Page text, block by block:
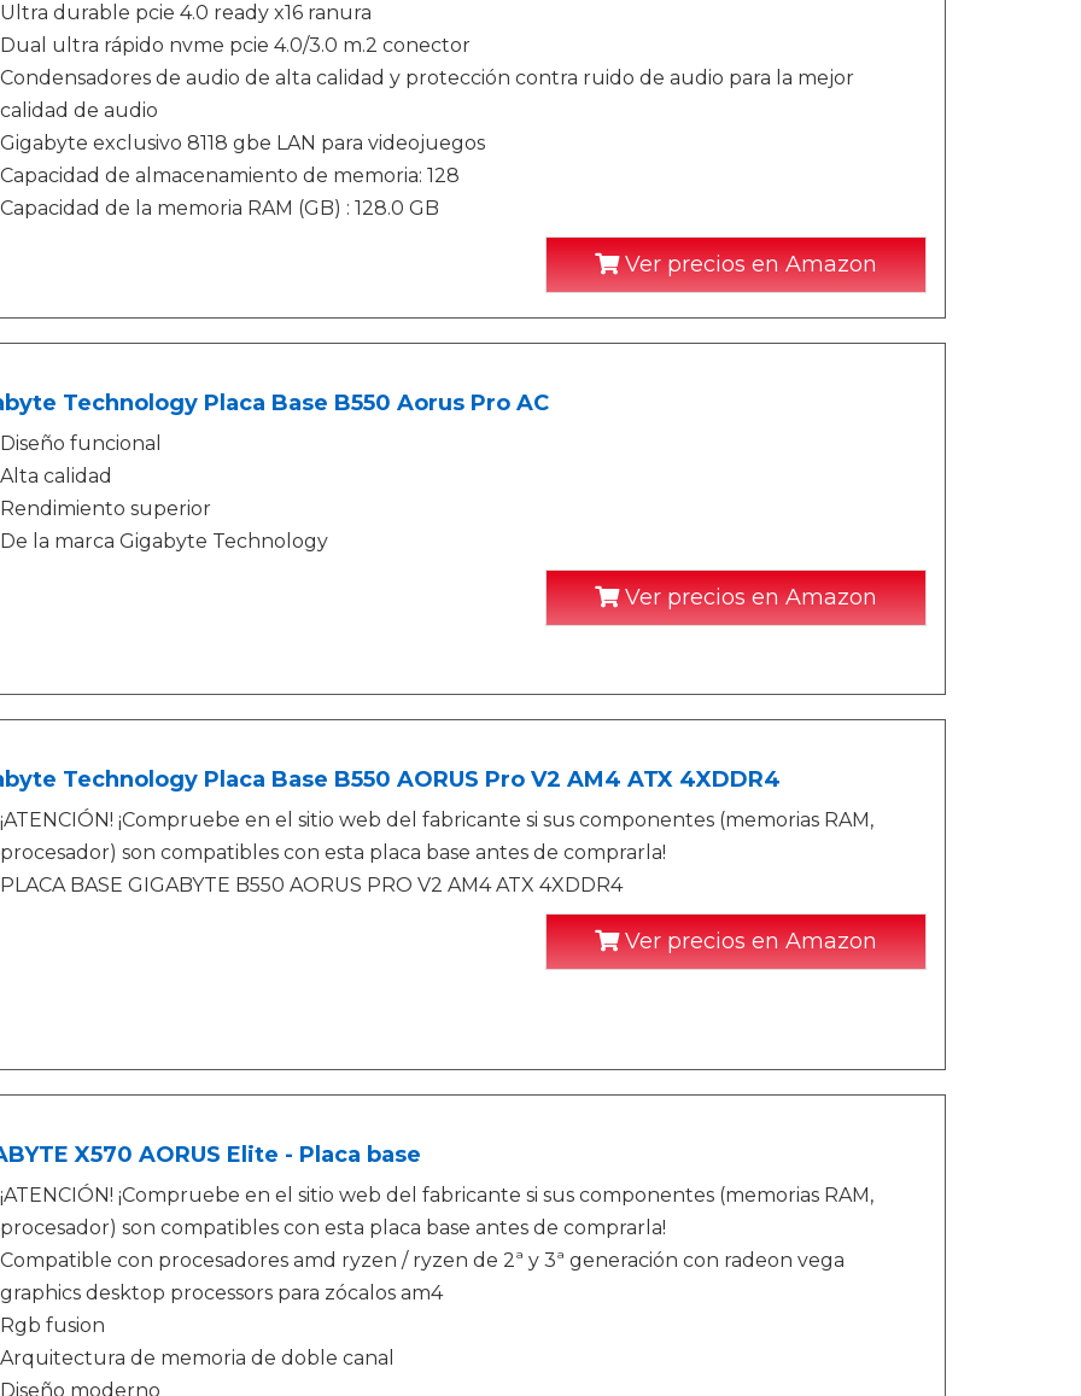
Ultra durable pcie 4.0 ready x16 ranura
Dual ultra rápido nvme pcie 4.0/3.0 m.2 conector
Condensadores de audio de alta calidad y protección contra ruido de audio para la mejor
calidad de audio
Gigabyte exclusivo 8118 gbe LAN para videojuegos
Capacidad de almacenamiento de memoria: 128
Capacidad de la memoria RAM (GB) : 128.0 GB
Ver precios en Amazon
Technology Placa Base B550 Aorus Pro AC
Diseño funcional
Alta calidad
Rendimiento superior
De la marca Gigabyte Technology
Ver precios en Amazon
Technology Placa Base B550 AORUS Pro V2 AM4 ATX 4XDDR4
¡ATENCIÓN! ¡Compruebe en el sitio web del fabricante si sus componentes (memorias RAM,
procesador) son compatibles con esta placa base antes de comprarla!
PLACA BASE GIGABYTE B550 AORUS PRO V2 AM4 ATX 4XDDR4
Ver precios en Amazon
X570 AORUS Elite - Placa base
¡ATENCIÓN! ¡Compruebe en el sitio web del fabricante si sus componentes (memorias RAM,
procesador) son compatibles con esta placa base antes de comprarla!
Compatible con procesadores amd ryzen / ryzen de 2ª y 3ª generación con radeon vega
graphics desktop processors para zócalos am4
Rgb fusion
Arquitectura de memoria de doble canal
Diseño moderno